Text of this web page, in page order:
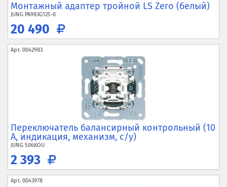
Монтажный адаптер тройной LS Zero (белый)
JUNG PA983G125-0
20 490
Арт. 0042983
Переключатель балансирный контрольный (10
А, индикация, механизм, с/у)
JUNG 506KOU
2 393
Арт. 0043978